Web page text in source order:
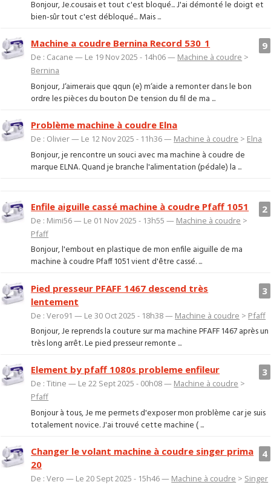
Bonjour, Je.cousais et tout c'est bloqué... J'ai démonté le doigt et
bien-sûr tout c'est débloqué... Mais ...
9
Machine a coudre Bernina Record 530_1
De : Cacane — Le 19 Nov 2025 - 14h06 — Machine à coudre >
Bernina
Bonjour, J‘aimerais que qqun (e) m‘aide a remonter dans le bon
ordre les pièces du bouton De tension du fil de ma ...
Problème machine à coudre Elna
De : Olivier — Le 12 Nov 2025 - 11h36 — Machine à coudre > Elna
Bonjour, je rencontre un souci avec ma machine à coudre de
marque ELNA. Quand je branche l'alimentation (pédale) la ...
2
Enfile aiguille cassé machine à coudre Pfaff 1051
De : Mimi56 — Le 01 Nov 2025 - 13h55 — Machine à coudre >
Pfaff
Bonjour, l'embout en plastique de mon enfile aiguille de ma
machine à coudre Pfaff 1051 vient d'être cassé. ...
3
Pied presseur PFAFF 1467 descend très
lentement
De : Vero91 — Le 30 Oct 2025 - 18h38 — Machine à coudre > Pfaff
Bonjour, Je reprends la couture sur ma machine PFAFF 1467 après un
très long arrêt. Le pied presseur remonte ...
3
Element by pfaff 1080s probleme enfileur
De : Titine — Le 22 Sept 2025 - 00h08 — Machine à coudre >
Pfaff
Bonjour à tous, Je me permets d'exposer mon problème car je suis
totalement novice. J'ai trouvé cette machine ( ...
4
Changer le volant machine à coudre singer prima
20
De : Vero — Le 20 Sept 2025 - 15h46 — Machine à coudre > Singer